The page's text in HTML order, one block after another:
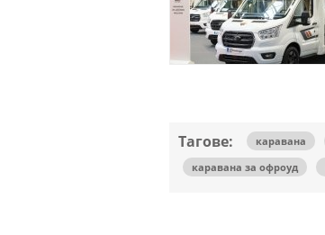
Тагове: каравана
каравана за офроуд